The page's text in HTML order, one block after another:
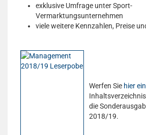
exklusive Umfrage unter Sport-
Vermarktungsunternehmen
viele weitere Kennzahlen, Preise
Werfen Sie hier
die
2018/19.